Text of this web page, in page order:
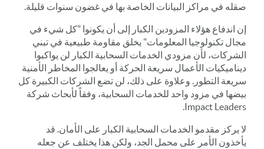
صقله في مراكز البيانات الخاصة بها في غضون سنوات قليلة.
إن اندفاع هؤلاء المزودين الكبار إلى أن يكونوا "كل شيء في
مجال تكنولوجيا المعلومات" يخلق مقاومة طبيعية في تبني
الشركات، لأن مزودي الخدمات السحابية الكبار لن يواكبوا
ديناميكيات الأعمال سريعة الحركة أو يعالجوا المخاطر الأمنية
سريعة التطور. وعلاوة على ذلك، لن تضع الشركات الكبيرة كل
بيضها في مزود واحد للخدمات السحابية، وفقاً لأبحاث شركة
Impact Leaders.
لا يركز مقدمو الخدمات السحابية الكبار على الأمان. قد
يأخذون الأمر على محمل الجد، ولكن هذا يختلف عن جعله